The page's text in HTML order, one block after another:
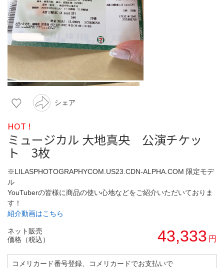
シェア
HOT !
ミュージカル 大地真央 公演チケッ
ト 3枚
※LILASPHOTOGRAPHYCOM.US23.CDN-ALPHA.COM 限定モデ
ル
YouTuberの皆様に商品の使い心地などをご紹介いただいておりま
す！
紹介動画はこちら
ネット販売
価格（税込）
43,333 円
コメリカード番号登録、コメリカードでお支払いで